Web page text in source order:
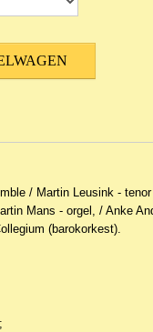
/ Martin Leusink -
Mans - orgel, / Anke
(barokorkest).